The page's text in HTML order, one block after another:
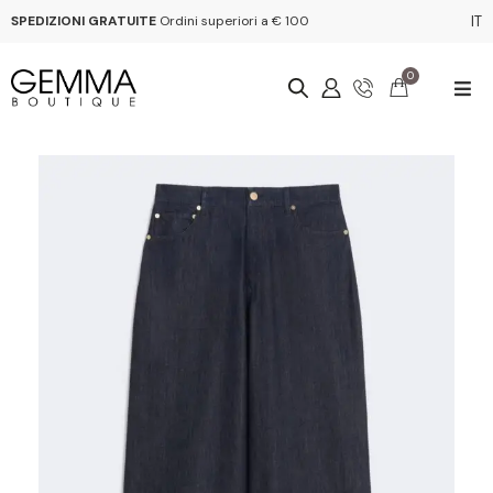
SPEDIZIONI GRATUITE Ordini superiori a € 100 IT
0